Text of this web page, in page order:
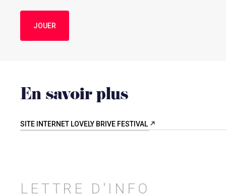
JOUER
En savoir plus
SITE INTERNET LOVELY BRIVE FESTIVAL
LETTRE D'INFO